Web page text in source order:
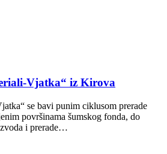
Vjatka“ iz Kirova
se bavi punim ciklusom prerade
površinama šumskog fonda, do
i prerade…